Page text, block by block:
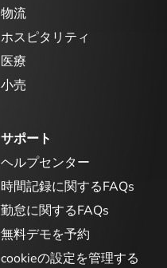
物流
ホスピタリティ
医療
小売
サポート
ヘルプセンター
時間記録に関するFAQs
勤怠に関するFAQs
無料デモを予約
cookieの設定を管理する